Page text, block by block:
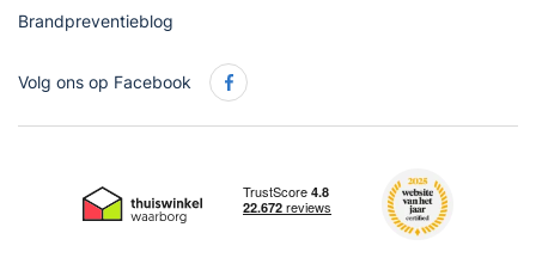
Brandpreventieblog
Volg ons op Facebook